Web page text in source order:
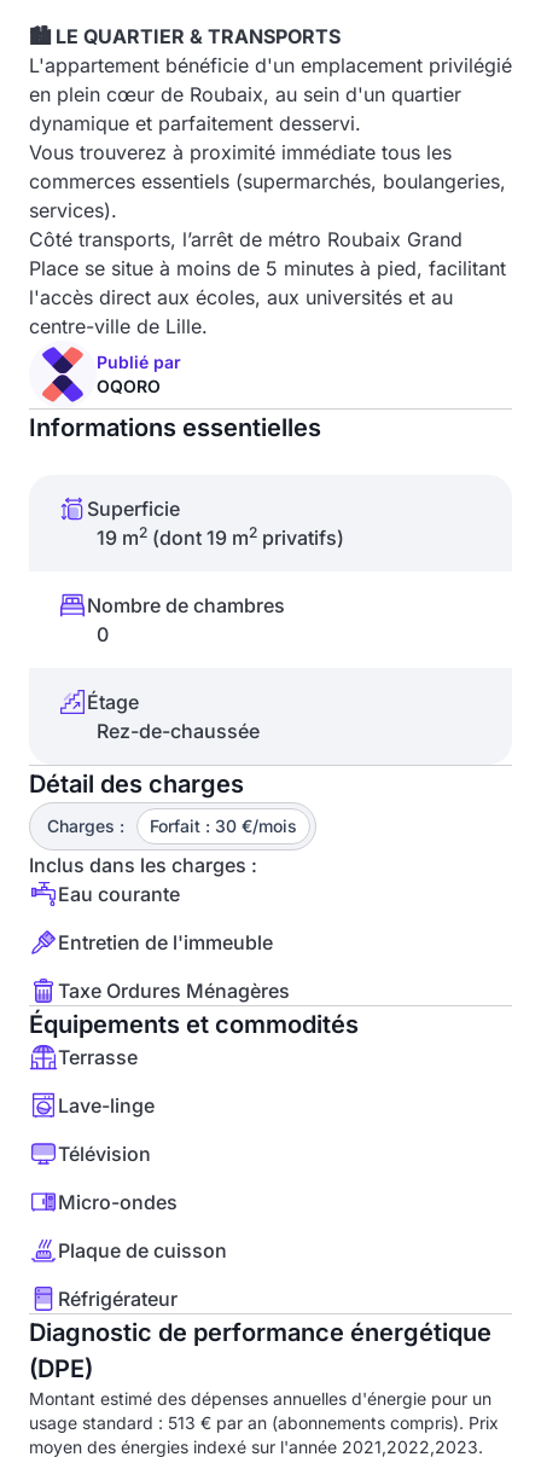
🏙️ LE QUARTIER & TRANSPORTS
L'appartement bénéficie d'un emplacement privilégié
en plein cœur de Roubaix, au sein d'un quartier
dynamique et parfaitement desservi.
Vous trouverez à proximité immédiate tous les
commerces essentiels (supermarchés, boulangeries,
services).
Côté transports, l’arrêt de métro Roubaix Grand
Place se situe à moins de 5 minutes à pied, facilitant
l'accès direct aux écoles, aux universités et au
centre-ville de Lille.
Publié par
OQORO
Informations essentielles
Superficie
19 m2 (dont 19 m2 privatifs)
Nombre de chambres
0
Étage
Rez-de-chaussée
Détail des charges
Charges : Forfait : 30 €/mois
Inclus dans les charges :
Eau courante
Entretien de l'immeuble
Taxe Ordures Ménagères
Équipements et commodités
Terrasse
Lave-linge
Télévision
Micro-ondes
Plaque de cuisson
Réfrigérateur
Diagnostic de performance énergétique
(DPE)
Montant estimé des dépenses annuelles d'énergie pour un
usage standard : 513 € par an (abonnements compris). Prix
moyen des énergies indexé sur l'année 2021,2022,2023.